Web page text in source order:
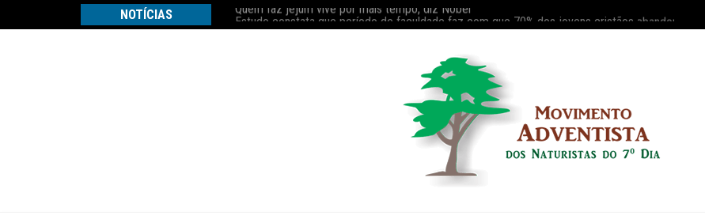
NOTÍCIAS Estudo constata que período de faculdade faz com que 70% dos jovens cristãos abandonem a